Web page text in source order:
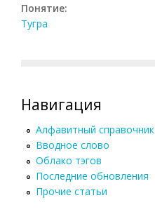
Понятие:
Тугра
Навигация
Алфавитный справочник
Вводное слово
Облако тэгов
Последние обновления
Прочие статьи